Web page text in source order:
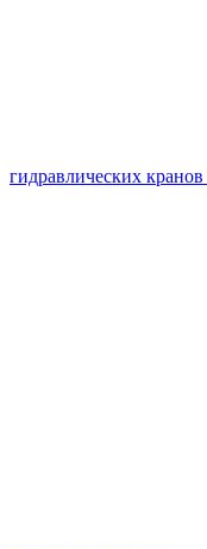
гидравлических кранов